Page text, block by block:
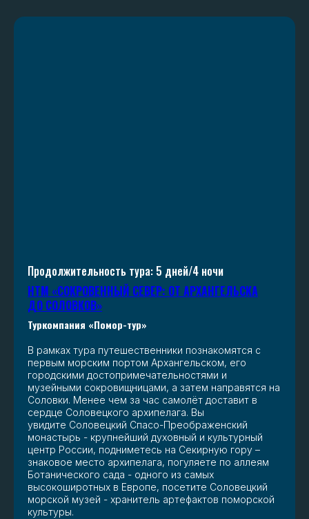
Продолжительность тура: 5 дней/4 ночи
НТМ «СОКРОВЕННЫЙ СЕВЕР: ОТ АРХАНГЕЛЬСКА
ДО СОЛОВКОВ»
Туркомпания «Помор-тур»
В рамках тура путешественники познакомятся с
первым морским портом Архангельском, его
городскими достопримечательностями и
музейными сокровищницами, а затем направятся на
Соловки. Менее чем за час самолёт доставит в
сердце Соловецкого архипелага. Вы
увидите Соловецкий Спасо-Преображенский
монастырь - крупнейший духовный и культурный
центр России, подниметесь на Секирную гору –
знаковое место архипелага, погуляете по аллеям
Ботанического сада - одного из самых
высокоширотных в Европе, посетите Соловецкий
морской музей - хранитель артефактов поморской
культуры.